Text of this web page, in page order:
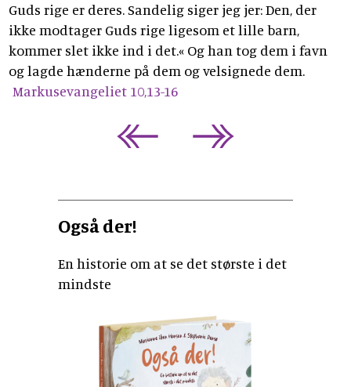
Guds rige er deres. Sandelig siger jeg jer: Den, der
ikke modtager Guds rige ligesom et lille barn,
kommer slet ikke ind i det.« Og han tog dem i favn
og lagde hænderne på dem og velsignede dem.
Markusevangeliet 10,13-16
Også der!
En historie om at se det største i det
mindste